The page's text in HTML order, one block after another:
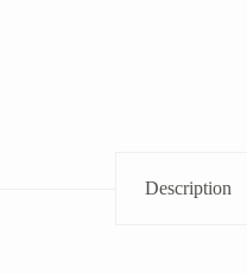
Description